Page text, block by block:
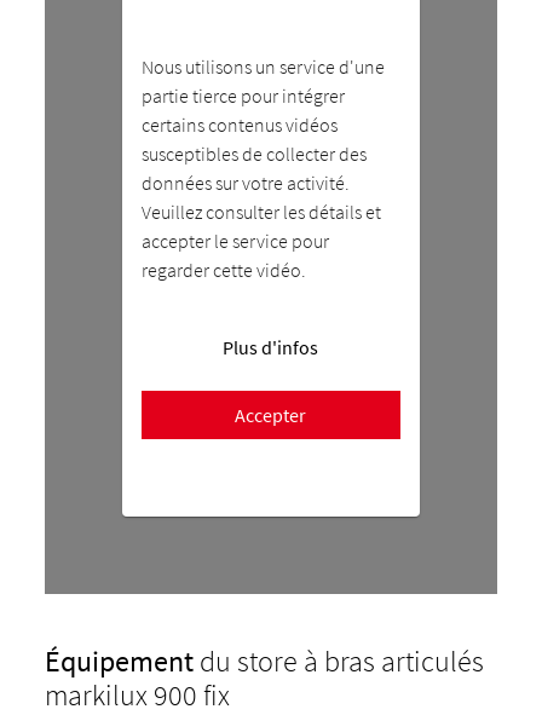
Nous utilisons un service d'une
partie tierce pour intégrer
certains contenus vidéos
susceptibles de collecter des
données sur votre activité.
Veuillez consulter les détails et
accepter le service pour
regarder cette vidéo.
Plus d'infos
Accepter
Équipementdu store à bras articulés
markilux 900 fix